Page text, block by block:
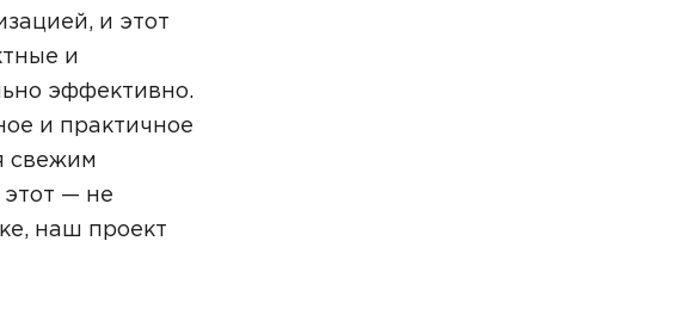
и этот
и
эффективно.
и практичное
свежим
— не
наш проект
MAX
что ознакомлен(а)